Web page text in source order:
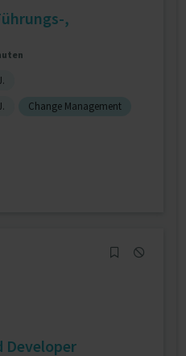
,
Change Management
Developer